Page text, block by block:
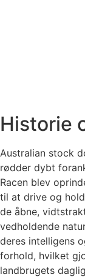
Historie
Australian stock
rødder dybt
Racen blev
til at drive og
de åbne,
vedholdende
deres intelligens
forhold, hvilket
landbrugets